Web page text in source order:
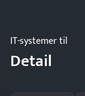
IT-systemer til
Detail